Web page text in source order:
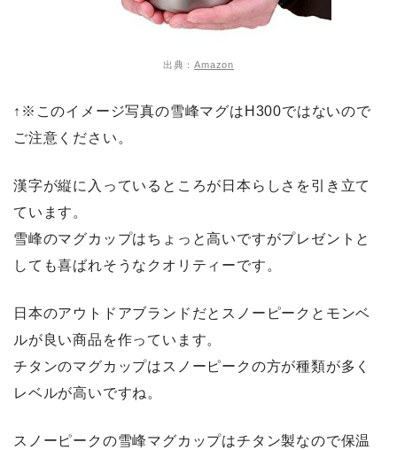
出典：Amazon
↑※このイメージ写真の雪峰マグはH300ではないので
ご注意ください。
漢字が縦に入っているところが日本らしさを引き立て
ています。
雪峰のマグカップはちょっと高いですがプレゼントと
しても喜ばれそうなクオリティーです。
日本のアウトドアブランドだとスノーピークとモンベ
ルが良い商品を作っています。
チタンのマグカップはスノーピークの方が種類が多く
レベルが高いですね。
スノーピークの雪峰マグカップはチタン製なので保温